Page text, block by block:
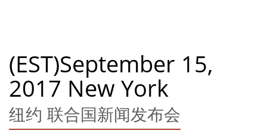
(EST)September 15,
2017 New York
纽约 联合国新闻发布会